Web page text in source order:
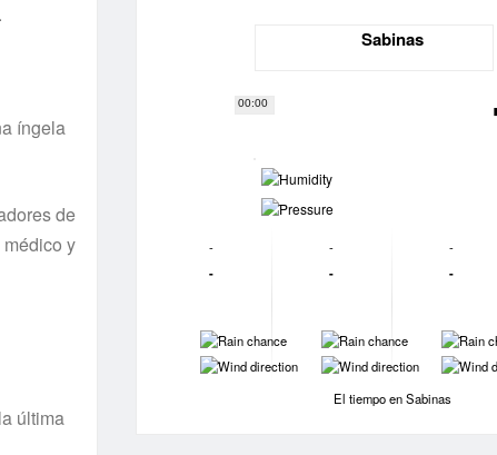
íngela
de
y
última
00:00
Sabinas
-
-
-
-
-
-
-
-
-
-
-
-
-
-
El tiempo en Sabinas